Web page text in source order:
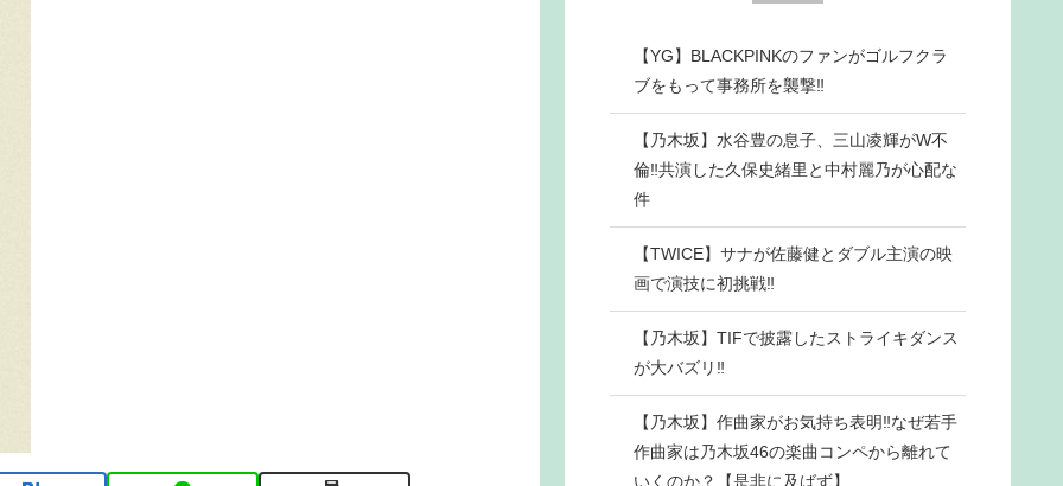
【YG】BLACKPINKのファンがゴルフクラ
ブをもって事務所を襲撃‼
【乃木坂】水谷豊の息子、三山凌輝がW不
倫‼共演した久保史緒里と中村麗乃が心配な
件
【TWICE】サナが佐藤健とダブル主演の映
画で演技に初挑戦‼
【乃木坂】TIFで披露したストライキダンス
が大バズリ‼
【乃木坂】作曲家がお気持ち表明‼なぜ若手
作曲家は乃木坂46の楽曲コンペから離れて
いくのか？【是非に及ばず】